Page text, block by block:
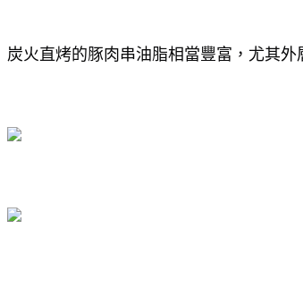
炭火直烤的豚肉串油脂相當豐富，尤其